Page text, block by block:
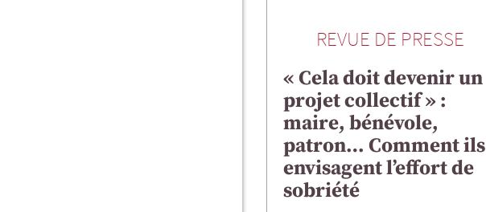
REVUE DE PRESSE
« Cela doit devenir un
projet collectif » :
maire, bénévole,
patron… Comment ils
envisagent l’effort de
sobriété